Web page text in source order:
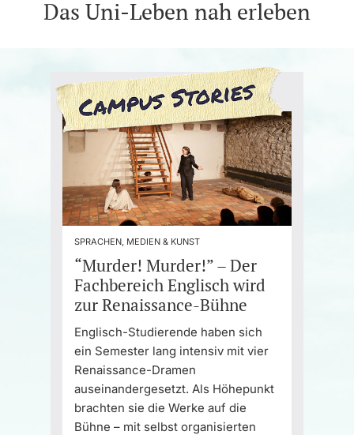
Das Uni-Leben nah erleben
SPRACHEN, MEDIEN & KUNST
“Murder! Murder!” – Der
Fachbereich Englisch wird
zur Renaissance-Bühne
Englisch-Studierende haben sich
ein Semester lang intensiv mit vier
Renaissance-Dramen
auseinandergesetzt. Als Höhepunkt
brachten sie die Werke auf die
Bühne – mit selbst organisierten